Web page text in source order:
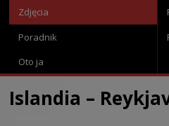
Zdjęcia
Poradnik
Oto ja
Islandia –